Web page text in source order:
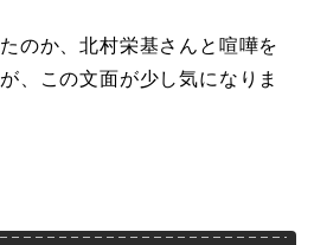
のか、北村栄基さんと喧嘩を
、この文面が少し気になりま